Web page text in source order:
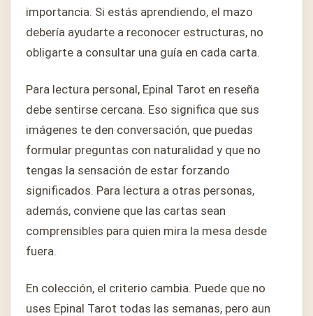
importancia. Si estás aprendiendo, el mazo
debería ayudarte a reconocer estructuras, no
obligarte a consultar una guía en cada carta.
Para lectura personal, Epinal Tarot en reseña
debe sentirse cercana. Eso significa que sus
imágenes te den conversación, que puedas
formular preguntas con naturalidad y que no
tengas la sensación de estar forzando
significados. Para lectura a otras personas,
además, conviene que las cartas sean
comprensibles para quien mira la mesa desde
fuera.
En colección, el criterio cambia. Puede que no
uses Epinal Tarot todas las semanas, pero aun